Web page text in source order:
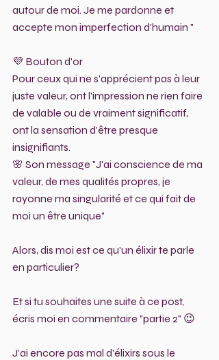
autour de moi. Je me pardonne et
accepte mon imperfection d'humain "
💜 Bouton d'or
Pour ceux qui ne s'apprécient pas à leur
juste valeur, ont l'impression ne rien faire
de valable ou de vraiment significatif,
ont la sensation d'être presque
insignifiants.
🌸 Son message "J'ai conscience de ma
valeur, de mes qualités propres, je
rayonne ma singularité et ce qui fait de
moi un être unique"
Alors, dis moi est ce qu'un élixir te parle
en particulier?
Et si tu souhaites une suite à ce post,
écris moi en commentaire "partie 2" 😉
J'ai encore pas mal d'élixirs sous le